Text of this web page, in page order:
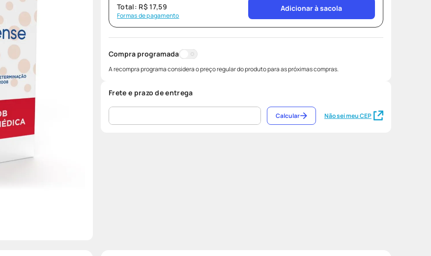
Total: R$ 17,59
Formas de pagamento
Adicionar à sacola
Compra programada
A recompra programa considera o preço regular do produto para as próximas compras.
Frete e prazo de entrega
Não sei meu CEP
Calcular